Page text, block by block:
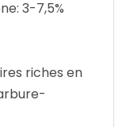
3-7,5%
riches en